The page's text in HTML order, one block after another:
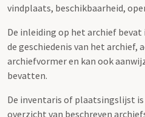
vindplaats, beschikbaarheid,
De inleiding op het archief
de geschiedenis van het archief,
archiefvormer en kan ook
bevatten.
De inventaris of plaatsingslijst
overzicht van beschreven